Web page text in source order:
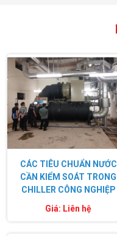
CÁC TIÊU CHUẨN NƯỚC
CẦN KIỂM SOÁT TRONG
CHILLER CÔNG NGHIỆP
Giá: Liên hệ